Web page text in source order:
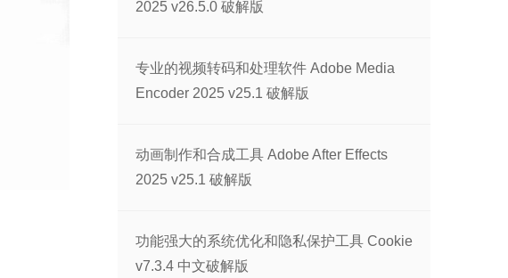
2025 v26.5.0 破解版
专业的视频转码和处理软件 Adobe Media
Encoder 2025 v25.1 破解版
动画制作和合成工具 Adobe After Effects
2025 v25.1 破解版
功能强大的系统优化和隐私保护工具 Cookie
v7.3.4 中文破解版